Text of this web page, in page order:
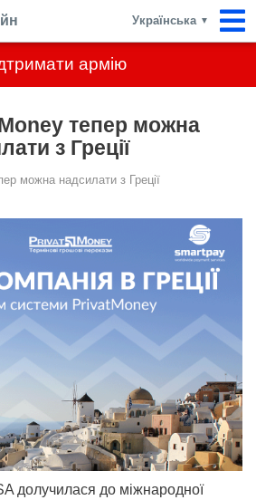
армію
Українська ▼
тепер можна
з Греції
можна надсилати з Греції
долучилася до міжнародної